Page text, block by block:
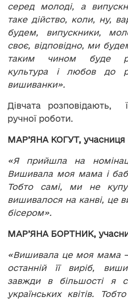
серед молоді, а
таке дійство, коли, ну,
будем, випускники,
своє, відповідно, ми
таким чином буде
культура і любов до
вишиванки».
Дівчата розповідають,
ручної роботи.
МАР’ЯНА КОГУТ, учасниця
«Я прийшла на
Вишивала моя мама і
Тобто самі, ми не
вишивалося на канві, це
бісером».
МАР’ЯНА БОРТНИК,
«Вишивала це моя мама
останній її виріб,
завжди в більшості я
українських квітів.